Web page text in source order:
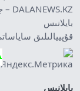
DALANEWS.KZ – جارناما
بايلانىس
قۇپييالىلىق
بايلانىس